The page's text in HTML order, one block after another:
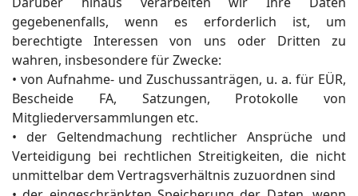
gegebenenfalls, wenn es erforderlich ist, um
berechtigte Interessen von uns oder Dritten zu
wahren, insbesondere für Zwecke:
• von Aufnahme- und Zuschussanträgen, u. a. für EÜR,
Bescheide FA, Satzungen, Protokolle von
Mitgliederversammlungen etc.
• der Geltendmachung rechtlicher Ansprüche und
Verteidigung bei rechtlichen Streitigkeiten, die nicht
unmittelbar dem Vertragsverhältnis zuzuordnen sind